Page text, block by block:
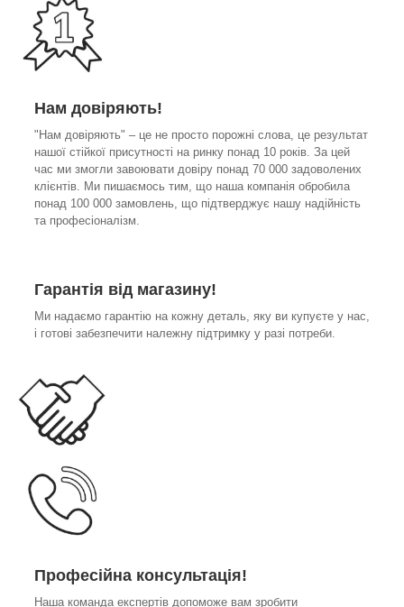
Нам довіряють!
"Нам довіряють" – це не просто порожні слова, це результат
нашої стійкої присутності на ринку понад 10 років. За цей
час ми змогли завоювати довіру понад 70 000 задоволених
клієнтів. Ми пишаємось тим, що наша компанія обробила
понад 100 000 замовлень, що підтверджує нашу надійність
та професіоналізм.
Гарантія від магазину!
Ми надаємо гарантію на кожну деталь, яку ви купуєте у нас,
і готові забезпечити належну підтримку у разі потреби.
Професійна консультація!
Наша команда експертів допоможе вам зробити